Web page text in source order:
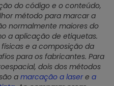
do código e o conteúdo,
método para marcar a
normalmente maiores do
a aplicação de etiquetas.
e a composição da
para os fabricantes. Para
dois dos métodos
amarcação a lasere a